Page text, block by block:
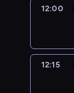
12:00
12:15